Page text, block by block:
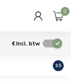
0
€Incl. btw
Geen
9.5